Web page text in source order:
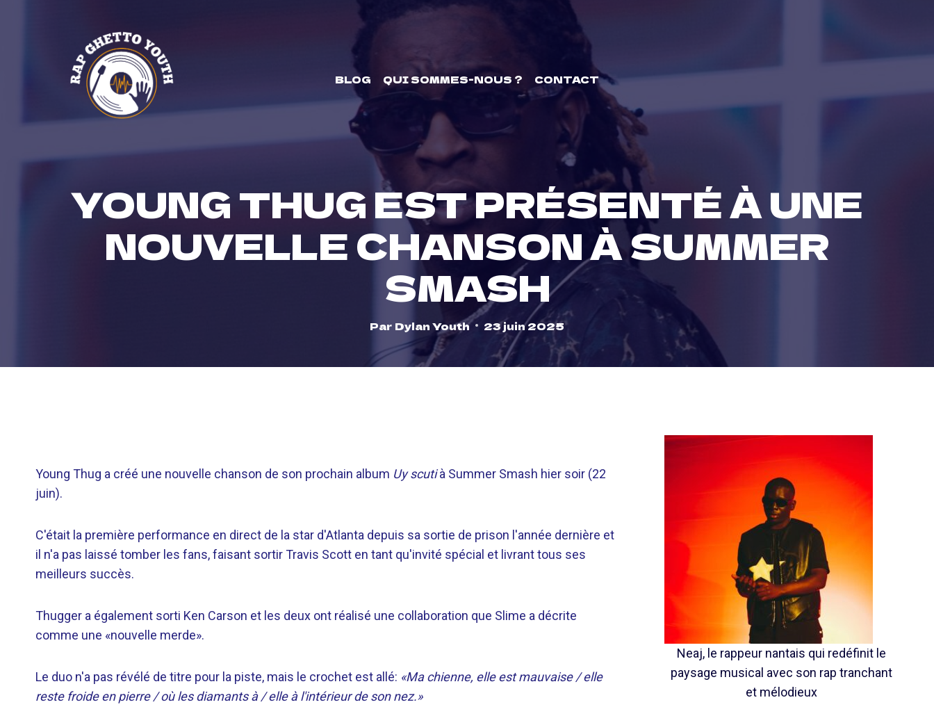
BLOG QUI SOMMES-NOUS ? CONTACT
YOUNG THUG EST PRÉSENTÉ À UNE
NOUVELLE CHANSON À SUMMER
SMASH
Par Dylan Youth 23 juin 2025
Young Thug a créé une nouvelle chanson de son prochain album Uy scutià Summer Smash hier soir (22
juin).
C'était la première performance en direct de la star d'Atlanta depuis sa sortie de prison l'année dernière et
il n'a pas laissé tomber les fans, faisant sortir Travis Scott en tant qu'invité spécial et livrant tous ses
meilleurs succès.
Thugger a également sorti Ken Carson et les deux ont réalisé une collaboration que Slime a décrite
comme une «nouvelle merde».
Le duo n'a pas révélé de titre pour la piste, mais le crochet est allé: «Ma chienne, elle est mauvaise / elle
reste froide en pierre / où les diamants à / elle à l'intérieur de son nez.»
Neaj, le rappeur nantais qui redéfinit le
paysage musical avec son rap tranchant
et mélodieux